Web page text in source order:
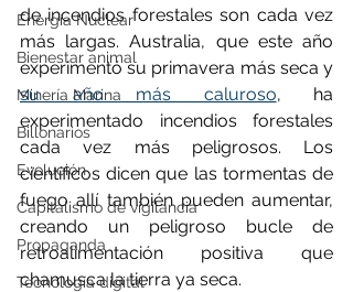
Energía Nuclear
Bienestar animal
Minería Marina
Billonarios
Evolución
Capitalismo de vigilancia
Propaganda
Tecnología digital
de incendios forestales son cada vez
más largas. Australia, que este año
su año más caluroso, ha
experimentado incendios forestales
cada vez más peligrosos. Los
científicos dicen que las tormentas de
fuego allí también pueden aumentar,
creando un peligroso bucle de
retroalimentación positiva que
chamusca la tierra ya seca.